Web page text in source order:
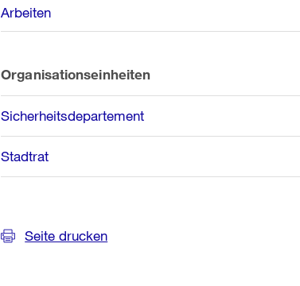
Arbeiten
Organisationseinheiten
Sicherheitsdepartement
Stadtrat
Seite drucken